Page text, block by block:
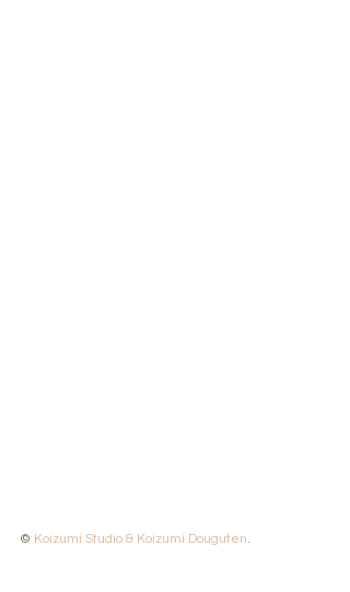
© Koizumi Studio & Koizumi Douguten.